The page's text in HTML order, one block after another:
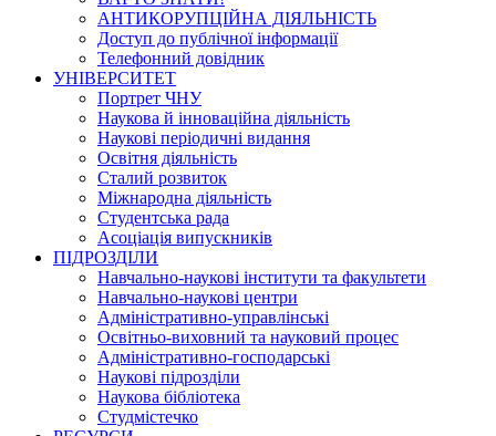
АНТИКОРУПЦІЙНА ДІЯЛЬНІСТЬ
Доступ до публічної інформації
Телефонний довідник
УНІВЕРСИТЕТ
Портрет ЧНУ
Наукова й інноваційна діяльність
Наукові періодичні видання
Освітня діяльність
Сталий розвиток
Міжнародна діяльність
Студентська рада
Асоціація випускників
ПІДРОЗДІЛИ
Навчально-наукові інститути та факультети
Навчально-наукові центри
Адміністративно-управлінські
Освітньо-виховний та науковий процес
Адміністративно-господарські
Наукові підрозділи
Наукова бібліотека
Студмістечко